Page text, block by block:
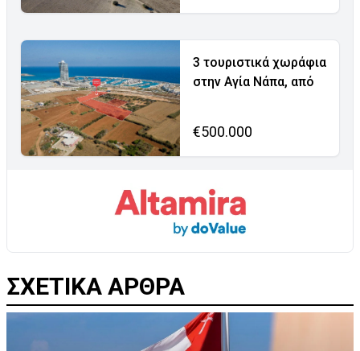
3 τουριστικά χωράφια
στην Αγία Νάπα, από
€500.000
ΣΧΕΤΙΚΑ ΑΡΘΡΑ